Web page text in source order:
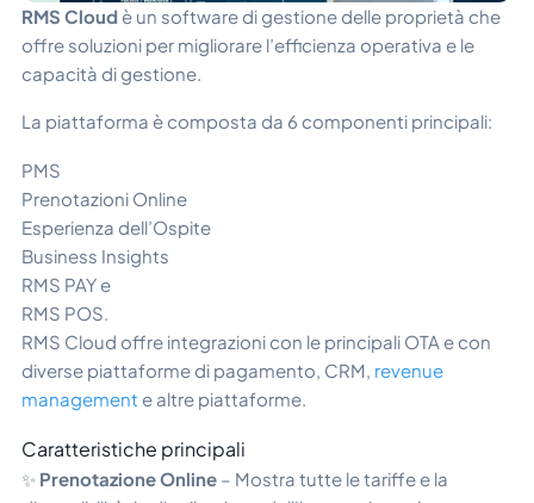
RMS Cloud è un software di gestione delle proprietà che
offre soluzioni per migliorare l’efficienza operativa e le
capacità di gestione.
La piattaforma è composta da 6 componenti principali:
PMS
Prenotazioni Online
Esperienza dell’Ospite
Business Insights
RMS PAY e
RMS POS.
RMS Cloud offre integrazioni con le principali OTA e con
diverse piattaforme di pagamento, CRM, revenue
management e altre piattaforme.
Caratteristiche principali
✨ Prenotazione Online – Mostra tutte le tariffe e la